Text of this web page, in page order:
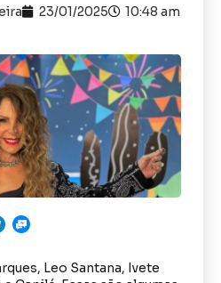
23/01/2025 10:48 am
Leo Santana, Ivete